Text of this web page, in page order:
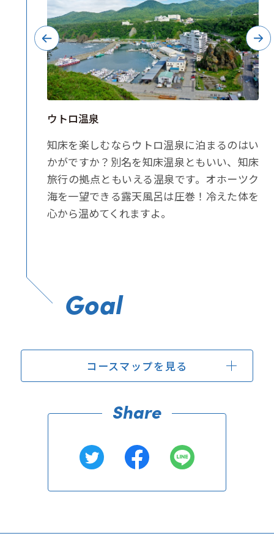
ウトロ温泉
知床を楽しむならウトロ温泉に泊まるのはい
かがですか？別名を知床温泉ともいい、知床
旅行の拠点ともいえる温泉です。オホーツク
海を一望できる露天風呂は圧巻！冷えた体を
心から温めてくれますよ。
Goal
コースマップを見る